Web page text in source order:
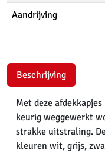
Aandrijving
Beschrijving
Met deze
keurig weggewerkt
strakke uitstraling.
kleuren wit, grijs,